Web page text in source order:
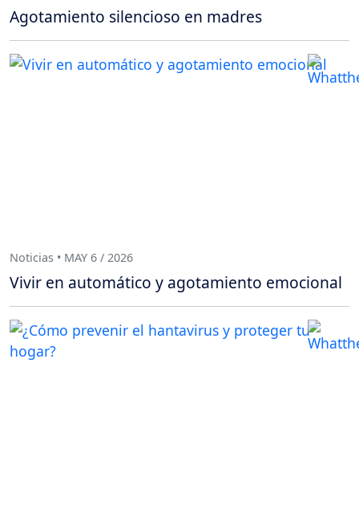
Agotamiento silencioso en madres
Noticias • MAY 6 / 2026
Vivir en automático y agotamiento emocional